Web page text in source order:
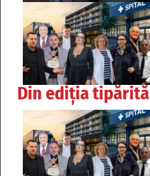
Din ediția tipărită